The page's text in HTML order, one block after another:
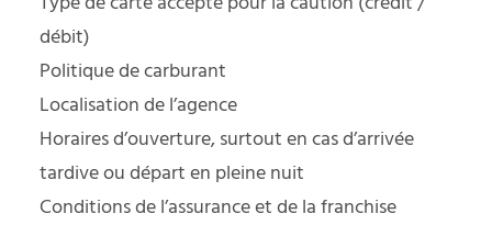
débit)
Politique de carburant
Localisation de l’agence
Horaires d’ouverture, surtout en cas d’arrivée
tardive ou départ en pleine nuit
Conditions de l’assurance et de la franchise